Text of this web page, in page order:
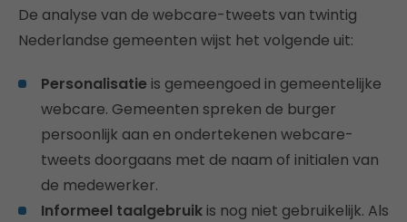
De analyse van de webcare-tweets van twintig
Nederlandse gemeenten wijst het volgende uit:
Personalisatie is gemeengoed in gemeentelijke
webcare. Gemeenten spreken de burger
persoonlijk aan en ondertekenen webcare-
tweets doorgaans met de naam of initialen van
de medewerker.
Informeel taalgebruikis nog niet gebruikelijk. Als